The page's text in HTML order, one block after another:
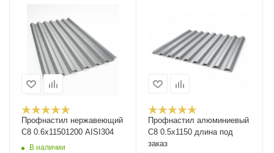
Профнастил нержавеющий
С8 0.6х11501200 AISI304
В наличии
Профнастил алюминиевый
С8 0.5х1150 длина под
заказ